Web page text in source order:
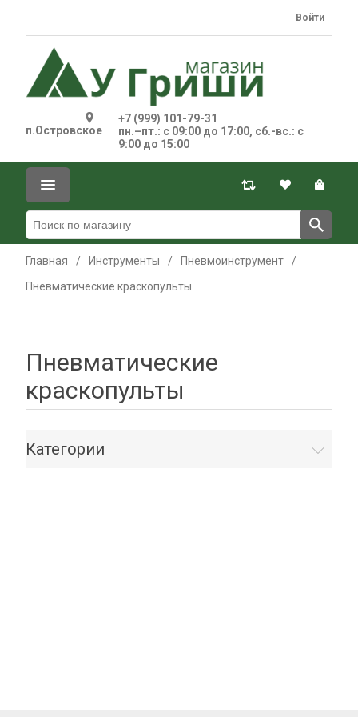
п.Островское
+7 (999) 101-79-31
пн.–пт.: с 09:00 до 17:00, сб.-вс.: с
9:00 до 15:00
Войти
Главная / Инструменты / Пневмоинструмент
/
Пневматические краскопульты
Пневматические
краскопульты
Категории